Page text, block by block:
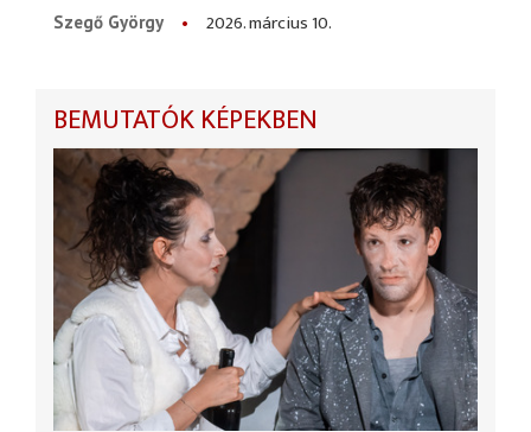
Szegő György
2026. március 10.
BEMUTATÓK KÉPEKBEN